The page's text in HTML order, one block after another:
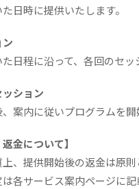
日時に提供いたします。
ン
日程に沿って、各回のセッ
ッション
案内に従いプログラムを開
金について】
、提供開始後の返金は原則
各サービス案内ページに記